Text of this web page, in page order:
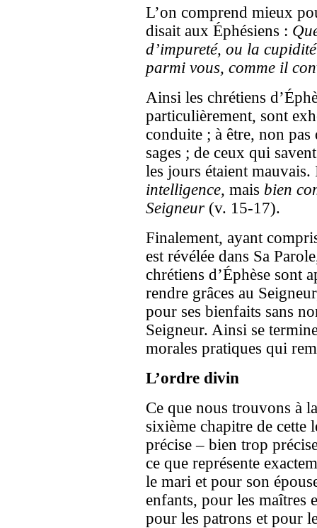
L’on comprend mieux
disait aux Éphésiens :
d’impureté, ou la
parmi vous, comme il
Ainsi les chrétiens
particulièrement, sont
conduite ; à être, non pas
sages ; de ceux qui
les jours étaient
intelligence, mais bien
Seigneur (v. 15-17).
Finalement, ayant
est révélée dans Sa
chrétiens d’Éphèse sont
rendre grâces au
pour ses bienfaits sans
Seigneur. Ainsi se
morales pratiques qui
L’ordre divin
Ce que nous trouvons à
sixième chapitre de cette
précise – bien trop
ce que représente
le mari et pour son
enfants, pour les maîtres
pour les patrons et pour